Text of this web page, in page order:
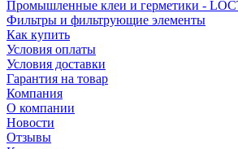
Промышленные клеи и герметики -
Фильтры и фильтрующие элементы
Как купить
Условия оплаты
Условия доставки
Гарантия на товар
Компания
О компании
Новости
Отзывы